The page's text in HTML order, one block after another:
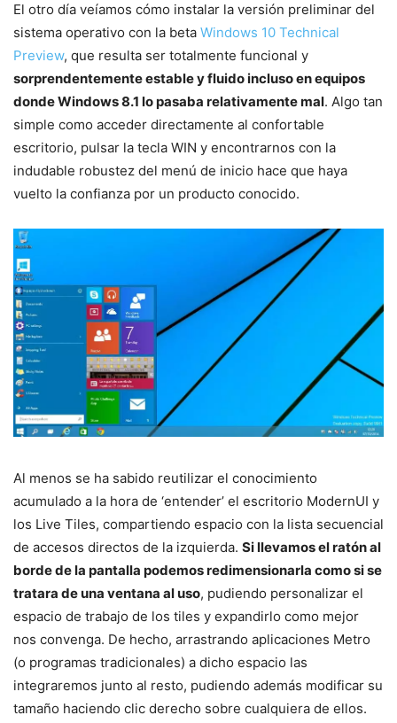
El otro día veíamos cómo instalar la versión preliminar del
sistema operativo con la beta Windows 10 Technical
Preview, que resulta ser totalmente funcional y
sorprendentemente estable y fluido incluso en equipos
donde Windows 8.1 lo pasaba relativamente mal. Algo tan
simple como acceder directamente al confortable
escritorio, pulsar la tecla WIN y encontrarnos con la
indudable robustez del menú de inicio hace que haya
vuelto la confianza por un producto conocido.
Al menos se ha sabido reutilizar el conocimiento
acumulado a la hora de ‘entender’ el escritorio ModernUI y
los Live Tiles, compartiendo espacio con la lista secuencial
de accesos directos de la izquierda. Si llevamos el ratón al
borde de la pantalla podemos redimensionarla como si se
tratara de una ventana al uso, pudiendo personalizar el
espacio de trabajo de los tiles y expandirlo como mejor
nos convenga. De hecho, arrastrando aplicaciones Metro
(o programas tradicionales) a dicho espacio las
integraremos junto al resto, pudiendo además modificar su
tamaño haciendo clic derecho sobre cualquiera de ellos.